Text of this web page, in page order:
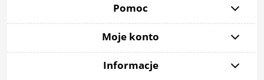
Pomoc
Moje konto
Informacje